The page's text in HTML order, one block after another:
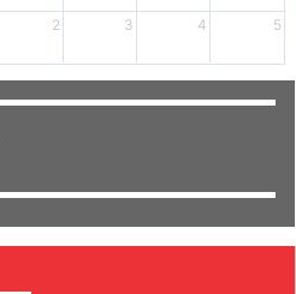
2 3 4 5